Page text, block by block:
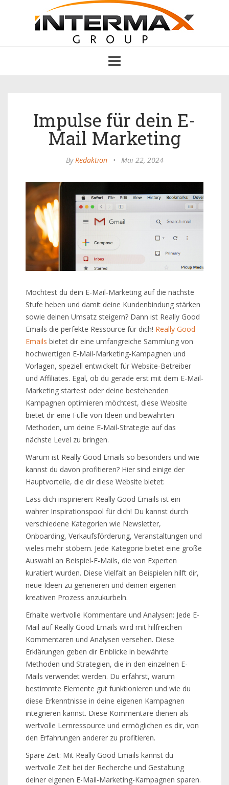
navigation
Impulse für dein E-
Mail Marketing
ByRedaktion • Mai 22, 2024
Möchtest du dein E-Mail-Marketing auf die nächste
Stufe heben und damit deine Kundenbindung stärken
sowie deinen Umsatz steigern? Dann ist Really Good
Emails die perfekte Ressource für dich! Really Good
Emails bietet dir eine umfangreiche Sammlung von
hochwertigen E-Mail-Marketing-Kampagnen und
Vorlagen, speziell entwickelt für Website-Betreiber
und Affiliates. Egal, ob du gerade erst mit dem E-Mail-
Marketing startest oder deine bestehenden
Kampagnen optimieren möchtest, diese Website
bietet dir eine Fülle von Ideen und bewährten
Methoden, um deine E-Mail-Strategie auf das
nächste Level zu bringen.
Warum ist Really Good Emails so besonders und wie
kannst du davon profitieren? Hier sind einige der
Hauptvorteile, die dir diese Website bietet:
Lass dich inspirieren: Really Good Emails ist ein
wahrer Inspirationspool für dich! Du kannst durch
verschiedene Kategorien wie Newsletter,
Onboarding, Verkaufsförderung, Veranstaltungen und
vieles mehr stöbern. Jede Kategorie bietet eine große
Auswahl an Beispiel-E-Mails, die von Experten
kuratiert wurden. Diese Vielfalt an Beispielen hilft dir,
neue Ideen zu generieren und deinen eigenen
kreativen Prozess anzukurbeln.
Erhalte wertvolle Kommentare und Analysen: Jede E-
Mail auf Really Good Emails wird mit hilfreichen
Kommentaren und Analysen versehen. Diese
Erklärungen geben dir Einblicke in bewährte
Methoden und Strategien, die in den einzelnen E-
Mails verwendet werden. Du erfährst, warum
bestimmte Elemente gut funktionieren und wie du
diese Erkenntnisse in deine eigenen Kampagnen
integrieren kannst. Diese Kommentare dienen als
wertvolle Lernressource und ermöglichen es dir, von
den Erfahrungen anderer zu profitieren.
Spare Zeit: Mit Really Good Emails kannst du
wertvolle Zeit bei der Recherche und Gestaltung
deiner eigenen E-Mail-Marketing-Kampagnen sparen.